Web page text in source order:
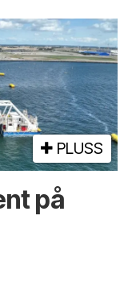
PLUSS
på